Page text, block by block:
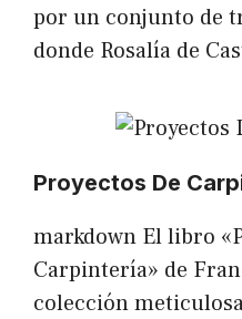
por un conjunto de
donde Rosalía de
Proyectos De
markdown El libro
Carpintería» de
colección